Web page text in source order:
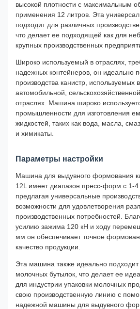
высокой плотности с максимальным
применения 12 литров. Эта
подходит для различных
что делает ее подходящей как для
крупных производственных
Широко используемый в отраслях,
надежных контейнеров, он идеально
производства канистр, используемых
автомобильной,
отраслях. Машина широко
промышленности для изготовления
жидкостей, таких как вода, масла,
и химикаты.
Параметры настройки
Машина для выдувного формования
12L имеет диапазон пресс-форм с 1-4
предлагая универсальные
возможности для удовлетворения
производственных потребностей.
усилию зажима 120 кН и ходу
мм он обеспечивает точное
качество продукции.
Эта машина также идеально подходит
молочных бутылок, что делает ее
для индустрии упаковки молочных
свою производственную линию с
надежной машины для выдувного